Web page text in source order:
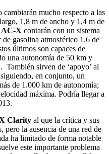
mucho respecto a las
1,8 m de ancho y 1,4 m de
AC-X contarán con un sistema
gasolina atmosférico 1.6 de
últimos son capaces de
una autonomía de 50 km y
sirven de ‘apoyo’ al
en conjunto, un
de 1.000 km de autonomía;
máxima. Podría llegar a
Clarity al que la crítica y sus
pero la ausencia de una red de
ha limitado de forma notable
este importante problema